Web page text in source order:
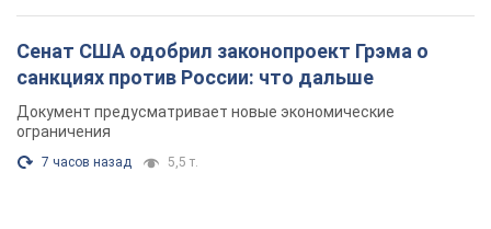
Сенат США одобрил законопроект Грэма о
санкциях против России: что дальше
Документ предусматривает новые экономические
ограничения
7 часов назад 5,5 т.